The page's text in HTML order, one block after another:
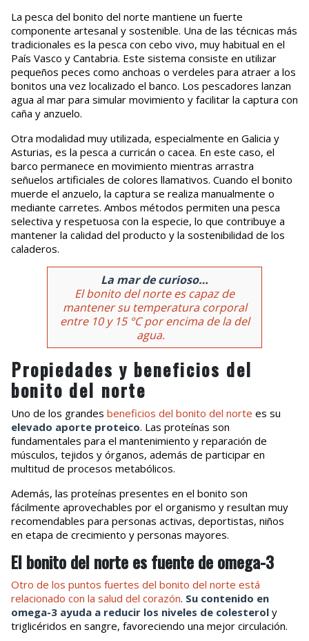
La pesca del bonito del norte mantiene un fuerte
componente artesanal y sostenible. Una de las técnicas más
tradicionales es la pesca con cebo vivo, muy habitual en el
País Vasco y Cantabria. Este sistema consiste en utilizar
pequeños peces como anchoas o verdeles para atraer a los
bonitos una vez localizado el banco. Los pescadores lanzan
agua al mar para simular movimiento y facilitar la captura con
caña y anzuelo.
Otra modalidad muy utilizada, especialmente en Galicia y
Asturias, es la pesca a curricán o cacea. En este caso, el
barco permanece en movimiento mientras arrastra
señuelos artificiales de colores llamativos. Cuando el bonito
muerde el anzuelo, la captura se realiza manualmente o
mediante carretes. Ambos métodos permiten una pesca
selectiva y respetuosa con la especie, lo que contribuye a
mantener la calidad del producto y la sostenibilidad de los
caladeros.
La mar de curioso…
El bonito del norte es capaz de
mantener su temperatura corporal
entre 10 y 15 °C por encima de la del
agua.
Propiedades y beneficios del
bonito del norte
Uno de los grandes beneficios del bonito del norte es su
elevado aporte proteico. Las proteínas son
fundamentales para el mantenimiento y reparación de
músculos, tejidos y órganos, además de participar en
multitud de procesos metabólicos.
Además, las proteínas presentes en el bonito son
fácilmente aprovechables por el organismo y resultan muy
recomendables para personas activas, deportistas, niños
en etapa de crecimiento y personas mayores.
El bonito del norte es fuente de omega-3
Otro de los puntos fuertes del bonito del norte está
relacionado con la salud del corazón. Su contenido en
omega-3 ayuda a reducir los niveles de colesterol y
triglicéridos en sangre, favoreciendo una mejor circulación.